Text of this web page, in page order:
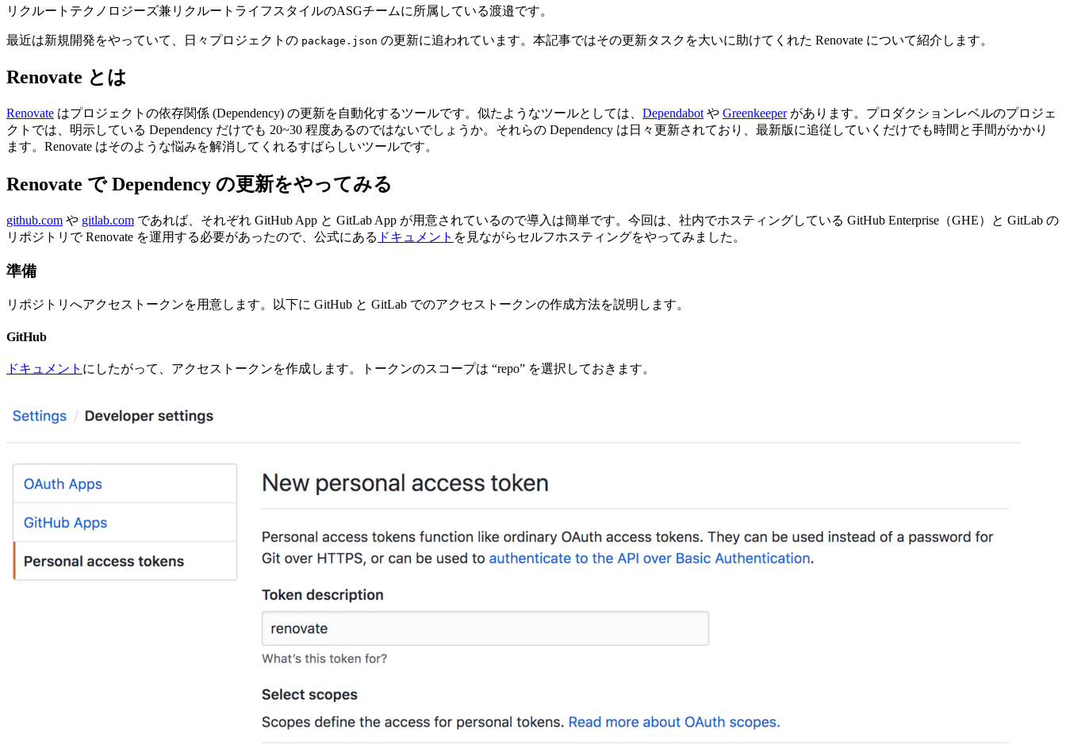
リクルートテクノロジーズ兼リクルートライフスタイルのASGチームに所属している渡邉です。
最近は新規開発をやっていて、日々プロジェクトの package.json の更新に追われています。本記事ではその更新タスクを大いに助けてくれた Renovate について紹介します。
Renovate とは
Renovate はプロジェクトの依存関係 (Dependency) の更新を自動化するツールです。似たようなツールとしては、 Dependabot や Greenkeeperがあります。プロダクションレベルのプロジェ
クトでは、明示している Dependency だけでも 20~30 程度あるのではないでしょうか。それらの Dependency は日々更新されており、最新版に追従していくだけでも時間と手間がかかり
ます。Renovate はそのような悩みを解消してくれるすばらしいツールです。
Renovate で Dependency の更新をやってみる
github.com や gitlab.com であれば、それぞれ GitHub App と GitLab App が用意されているので導入は簡単です。今回は、社内でホスティングしている GitHub Enterprise（GHE）と GitLab の
リポジトリで Renovate を運用する必要があったので、公式にある ドキュメント を見ながらセルフホスティングをやってみました。
準備
リポジトリへアクセストークンを用意します。以下に GitHub と GitLab でのアクセストークンの作成方法を説明します。
GitHub
ドキュメント にしたがって、アクセストークンを作成します。トークンのスコープは “repo” を選択しておきます。